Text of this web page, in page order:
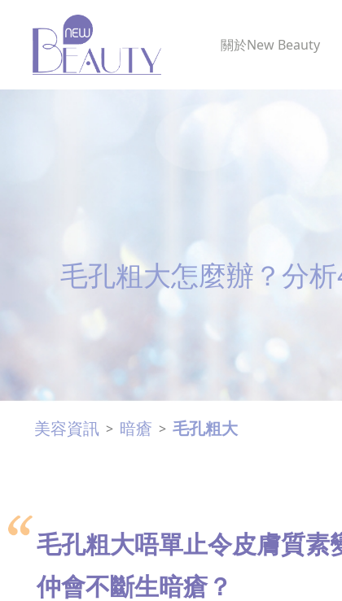
關於New Beauty
毛孔粗大怎麼辦？分
美容資訊 > 暗瘡 > 毛孔粗大
毛孔粗大唔單止令皮膚質素
仲會不斷生暗瘡？